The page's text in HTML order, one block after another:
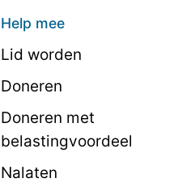
Help mee
Lid worden
Doneren
Doneren met
belastingvoordeel
Nalaten